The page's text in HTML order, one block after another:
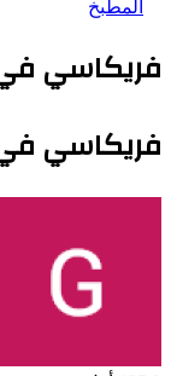
المطبخ
فريكاسي
فريكاسي